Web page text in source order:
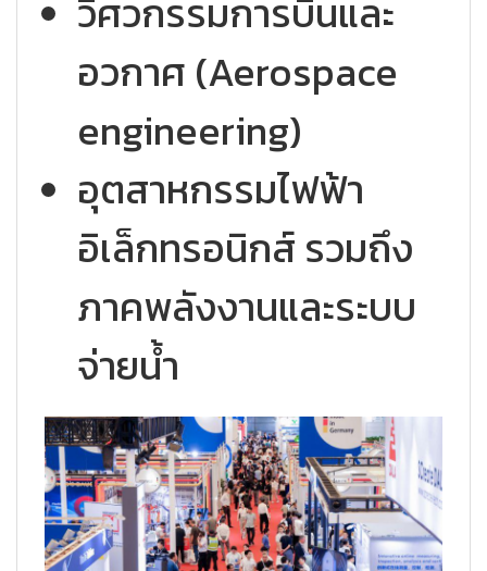
วิศวกรรมการบินและ
อวกาศ (Aerospace
engineering)
อุตสาหกรรมไฟฟ้า
อิเล็กทรอนิกส์ รวมถึง
ภาคพลังงานและระบบ
จ่ายน้ำ